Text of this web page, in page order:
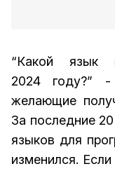
“Какой язык
2024 году?”
желающие
За последние
языков для
изменился.